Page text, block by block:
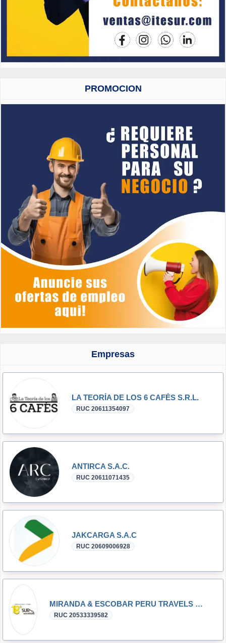
PROMOCION
Empresas
LA TEORÍA DE LOS 6 CAFÉS S.R.L.
RUC 20611354097
ANTIRCA S.A.C.
RUC 20611071435
JAKCARGA S.A.C
RUC 20609006928
MIRANDA & ESCOBAR PERU TRAVELS S.A.C. - M & E PERU TRAVELS S.A.C.
RUC 20533339582